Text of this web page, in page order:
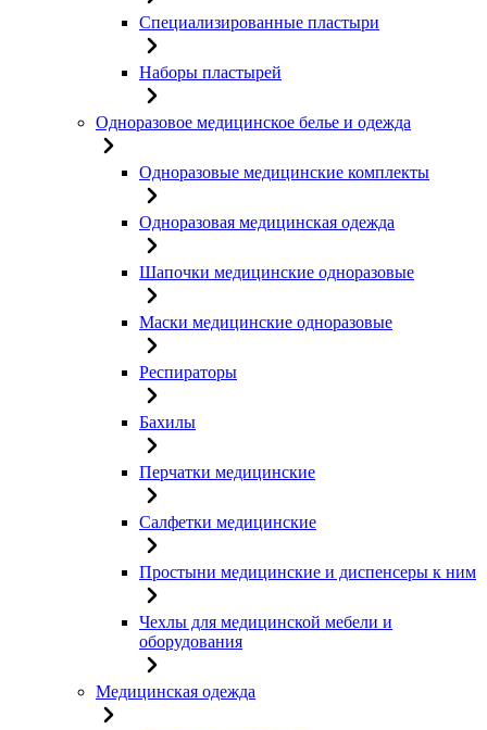
Специализированные пластыри
Наборы пластырей
Одноразовое медицинское белье и одежда
Одноразовые медицинские комплекты
Одноразовая медицинская одежда
Шапочки медицинские одноразовые
Маски медицинские одноразовые
Респираторы
Бахилы
Перчатки медицинские
Салфетки медицинские
Простыни медицинские и диспенсеры к ним
Чехлы для медицинской мебели и
оборудования
Медицинская одежда